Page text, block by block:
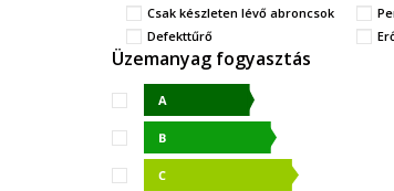
Csak készleten lévő abroncsok
Defekttűrő
Üzemanyag fogyasztás